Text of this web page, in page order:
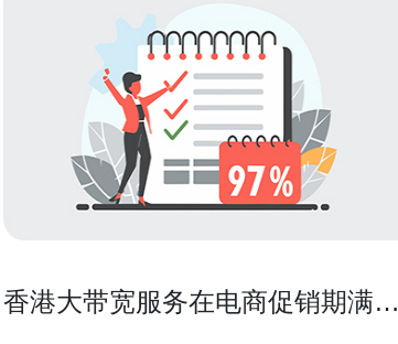
香港大带宽服务在电商促销期满足